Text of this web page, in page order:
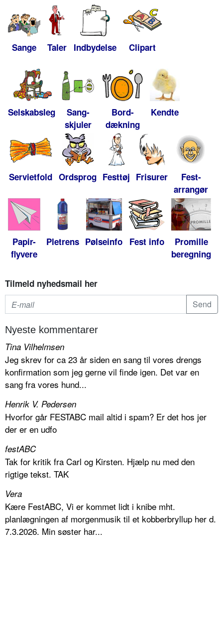
Sange Taler Indbydelse Clipart
Selskabsleg
Sang-
skjuler
Bord-
dækning
Kendte
Servietfold Ordsprog Festtøj Frisurer
Fest-
arrangør
Papir-
flyvere
Pletrens Pølseinfo Fest info
Promille
beregning
Tilmeld nyhedsmail her
Nyeste kommentarer
Tina Vilhelmsen
Jeg skrev for ca 23 år siden en sang til vores drengs
konfirmation som jeg gerne vil finde igen. Det var en
sang fra vores hund...
Henrik V. Pedersen
Hvorfor går FESTABC mail altid i spam? Er det hos jer
der er en udfo
festABC
Tak for kritik fra Carl og Kirsten. Hjælp nu med den
rigtige tekst. TAK
Vera
Kære FestABC, Vi er kommet lidt i knibe mht.
planlægningen af morgenmusik til et kobberbryllup her d.
7.3.2026. Min søster har...